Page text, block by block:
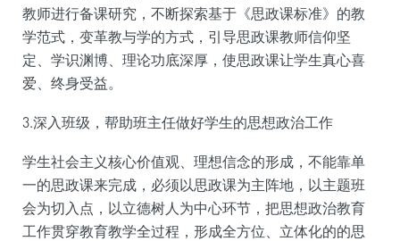
教师进行备课研究，不断探索基于《思政课标准》的教
学范式，变革教与学的方式，引导思政课教师信仰坚
定、学识渊博、理论功底深厚，使思政课让学生真心喜
爱、终身受益。
3.深入班级，帮助班主任做好学生的思想政治工作
学生社会主义核心价值观、理想信念的形成，不能靠单
一的思政课来完成，必须以思政课为主阵地，以主题班
会为切入点，以立德树人为中心环节，把思想政治教育
工作贯穿教育教学全过程，形成全方位、立体化的的思